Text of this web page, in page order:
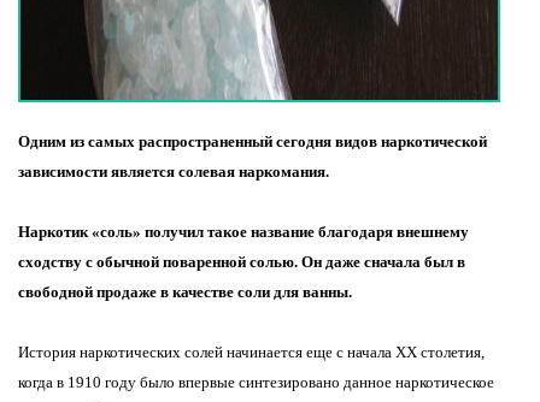
Одним из самых распространенный сегодня видов наркотической
зависимости является солевая наркомания.
Наркотик «соль» получил такое название благодаря внешнему
сходству с обычной поваренной солью. Он даже сначала был в
свободной продаже в качестве соли для ванны.
История наркотических солей начинается еще с начала XX столетия,
когда в 1910 году было впервые синтезировано данное наркотическое